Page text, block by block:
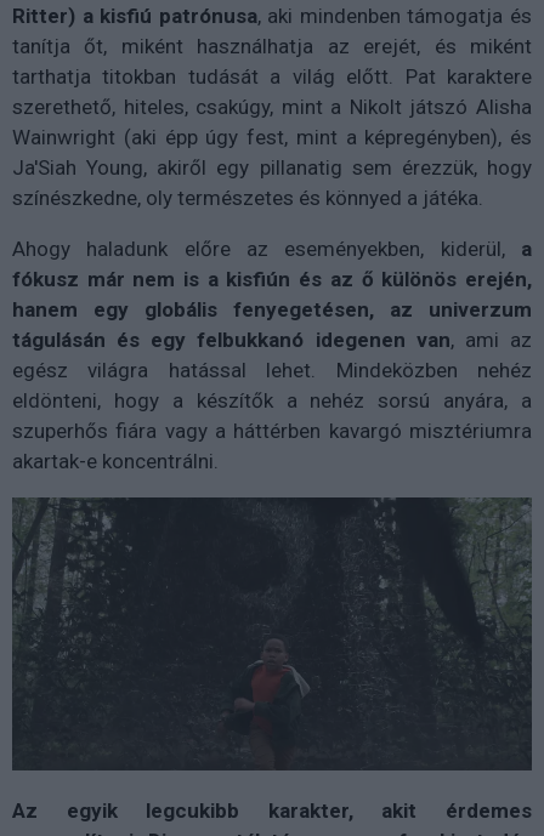
Ritter) a kisfiú patrónusa, aki mindenben támogatja és
tanítja őt, miként használhatja az erejét, és miként
tarthatja titokban tudását a világ előtt. Pat karaktere
szerethető, hiteles, csakúgy, mint a Nikolt játszó Alisha
Wainwright (aki épp úgy fest, mint a képregényben), és
Ja'Siah Young, akiről egy pillanatig sem érezzük, hogy
színészkedne, oly természetes és könnyed a játéka.
Ahogy haladunk előre az eseményekben, kiderül, a
fókusz már nem is a kisfiún és az ő különös erején,
hanem egy globális fenyegetésen, az univerzum
tágulásán és egy felbukkanó idegenen van, ami az
egész világra hatással lehet. Mindeközben nehéz
eldönteni, hogy a készítők a nehéz sorsú anyára, a
szuperhős fiára vagy a háttérben kavargó misztériumra
akartak-e koncentrálni.
Az egyik legcukibb karakter, akit érdemes